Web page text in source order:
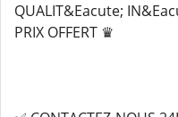
QUALIT&Eacute;
PRIX OFFERT ♛